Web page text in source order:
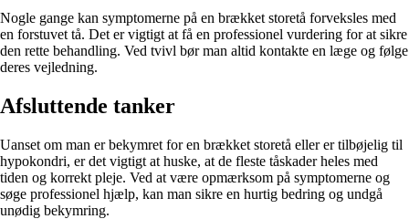
Nogle gange kan symptomerne på en brækket storetå forveksles med
en forstuvet tå. Det er vigtigt at få en professionel vurdering for at sikre
den rette behandling. Ved tvivl bør man altid kontakte en læge og følge
deres vejledning.
Afsluttende tanker
Uanset om man er bekymret for en brækket storetå eller er tilbøjelig til
hypokondri, er det vigtigt at huske, at de fleste tåskader heles med
tiden og korrekt pleje. Ved at være opmærksom på symptomerne og
søge professionel hjælp, kan man sikre en hurtig bedring og undgå
unødig bekymring.